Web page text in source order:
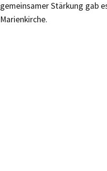
gemeinsamer Stärkung gab
Marienkirche.